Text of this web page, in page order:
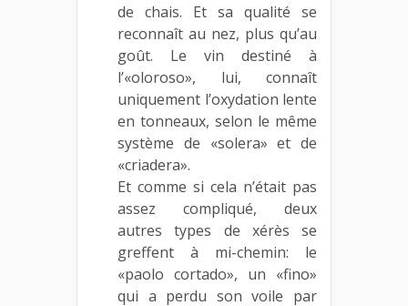
de chais. Et sa qualité se
reconnaît au nez, plus qu’au
goût. Le vin destiné à
l’«oloroso», lui, connaît
uniquement l’oxydation lente
en tonneaux, selon le même
système de «solera» et de
«criadera».
Et comme si cela n’était pas
assez compliqué, deux
autres types de xérès se
greffent à mi-chemin: le
«paolo cortado», un «fino»
qui a perdu son voile par